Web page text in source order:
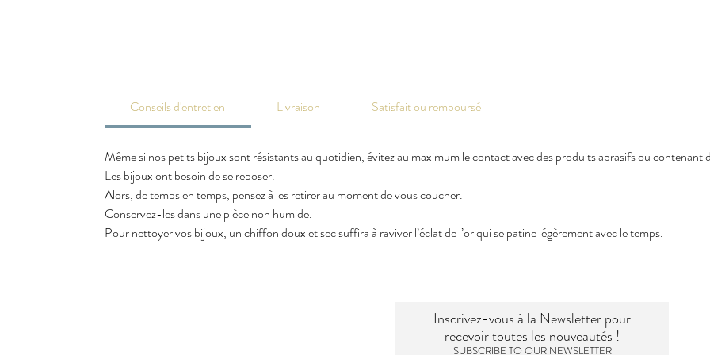
Conseils d'entretien Livraison Satisfait ou remboursé
Même si nos petits bijoux sont résistants au quotidien, évitez au maximum le contact avec des produits abrasifs ou contenant
Les bijoux ont besoin de se reposer.
Alors, de temps en temps, pensez à les retirer au moment de vous coucher.
Conservez-les dans une pièce non humide.
Pour nettoyer vos bijoux, un chiffon doux et sec suffira à raviver l’éclat de l’or qui se patine légèrement avec le temps.
Inscrivez-vous à la Newsletter pour
recevoir toutes les nouveautés !
SUBSCRIBE TO OUR NEWSLETTER